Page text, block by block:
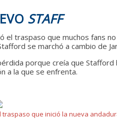
STAFF
traspaso que muchos fans
se marchó a cambio de
porque creía que Stafford
a la que se enfrenta.
traspaso que inició la nueva